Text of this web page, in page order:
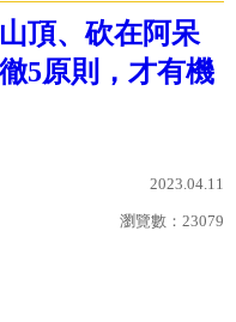
頂、砍在阿呆
5原則，才有機
2023.04.11
瀏覽數： 23079